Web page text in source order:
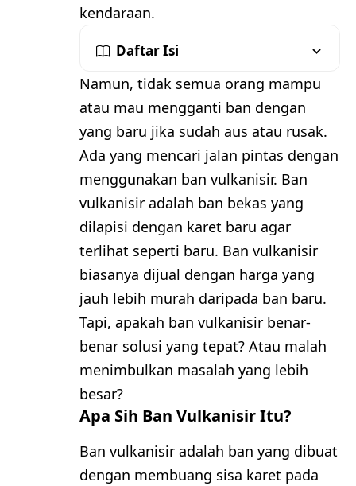
kendaraan.
Daftar Isi
Namun, tidak semua orang mampu
atau mau mengganti ban dengan
yang baru jika sudah aus atau rusak.
Ada yang mencari jalan pintas dengan
menggunakan ban vulkanisir. Ban
vulkanisir adalah ban bekas yang
dilapisi dengan karet baru agar
terlihat seperti baru. Ban vulkanisir
biasanya dijual dengan harga yang
jauh lebih murah daripada ban baru.
Tapi, apakah ban vulkanisir benar-
benar solusi yang tepat? Atau malah
menimbulkan masalah yang lebih
besar?
Apa Sih Ban Vulkanisir Itu?
Ban vulkanisir adalah ban yang dibuat
dengan membuang sisa karet pada